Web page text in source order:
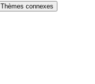
Thèmes connexes